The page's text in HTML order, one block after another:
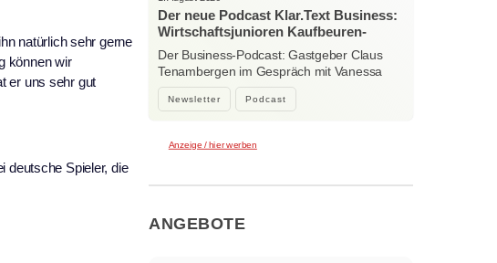
natürlich sehr gerne
können wir
er uns sehr gut
deutsche Spieler, die
Newsletter Podcast
Der neue Podcast Klar.Text Business:
Wirtschaftsjunioren Kaufbeuren-
Ostallgäu – Menschen, Ideen und
starke Verbindungen
Der Business-Podcast: Gastgeber Claus
Tenambergen im Gespräch mit Vanessa
Bockhorni…
Anzeige / hier werben
ANGEBOTE